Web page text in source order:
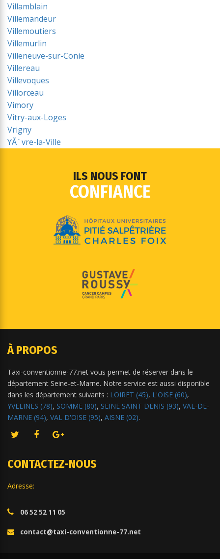
Villamblain
Villemandeur
Villemoutiers
Villemurlin
Villeneuve-sur-Conie
Villereau
Villevoques
Villorceau
Vimory
Vitry-aux-Loges
Vrigny
YÃ¨vre-la-Ville
ILS NOUS FONT
CONFIANCE
À PROPOS
Taxi-conventionne-77.net vous permet de réserver dans le
département Seine-et-Marne. Notre service est aussi disponible
dans les département suivants : LOIRET (45), L'OISE (60),
YVELINES (78), SOMME (80), SEINE SAINT DENIS (93), VAL-DE-
MARNE (94), VAL D'OISE (95), AISNE (02).
CONTACTEZ-NOUS
Adresse:
06 52 52 11 05
contact@taxi-conventionne-77.net